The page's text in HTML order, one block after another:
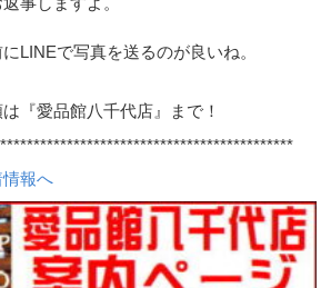
LINEで写真を送るのが良いね。
『愛品館八千代店』まで！
報へ